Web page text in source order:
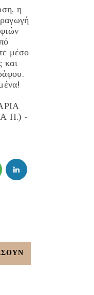
η
μέσο
και
Π.) -